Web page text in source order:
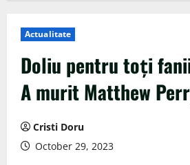
Actualitate
Doliu pentru toți
A murit Matthew
Cristi Doru
October 29, 2023